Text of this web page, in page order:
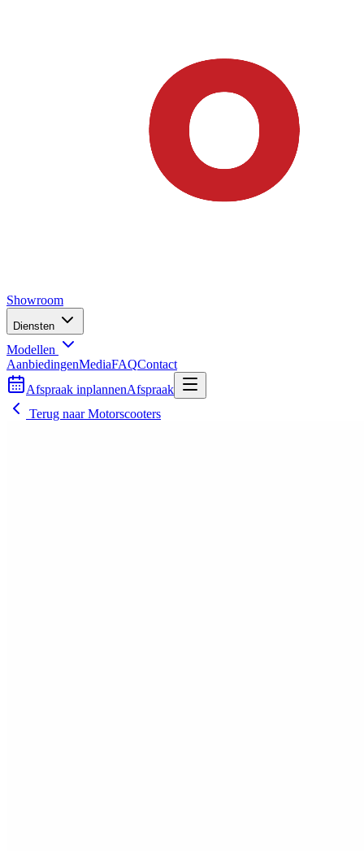
Showroom
Diensten
Modellen
AanbiedingenMediaFAQContact
Afspraak inplannenAfspraak
Terug naarMotorscooters